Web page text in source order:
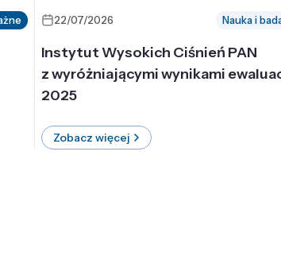
22/07/2026 Nauka i
Instytut Wysokich Ciśnień PAN
z wyróżniającymi wynikami
2025
Zobacz więcej